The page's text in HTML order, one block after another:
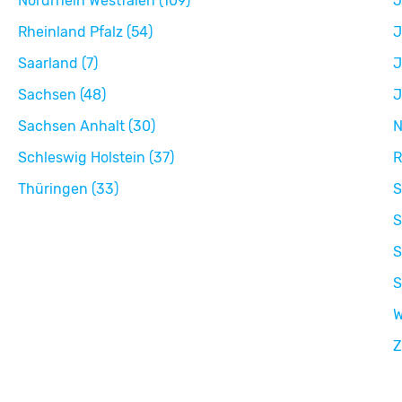
Rheinland Pfalz (54)
Saarland (7)
Sachsen (48)
Sachsen Anhalt (30)
Schleswig Holstein (37)
Thüringen (33)